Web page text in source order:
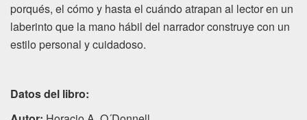
porqués, el cómo y hasta el cuándo atrapan al lector en un
laberinto que la mano hábil del narrador construye con un
estilo personal y cuidadoso.
Datos del libro: